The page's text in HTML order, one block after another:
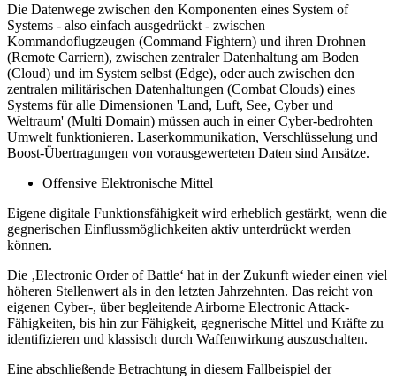
Die Datenwege zwischen den Komponenten eines System of
Systems - also einfach ausgedrückt - zwischen
Kommandoflugzeugen (Command Fightern) und ihren Drohnen
(Remote Carriern), zwischen zentraler Datenhaltung am Boden
(Cloud) und im System selbst (Edge), oder auch zwischen den
zentralen militärischen Datenhaltungen (Combat Clouds) eines
Systems für alle Dimensionen 'Land, Luft, See, Cyber und
Weltraum' (Multi Domain) müssen auch in einer Cyber-bedrohten
Umwelt funktionieren. Laserkommunikation, Verschlüsselung und
Boost-Übertragungen von vorausgewerteten Daten sind Ansätze.
Offensive Elektronische Mittel
Eigene digitale Funktionsfähigkeit wird erheblich gestärkt, wenn die
gegnerischen Einflussmöglichkeiten aktiv unterdrückt werden
können.
Die ‚Electronic Order of Battle‘ hat in der Zukunft wieder einen viel
höheren Stellenwert als in den letzten Jahrzehnten. Das reicht von
eigenen Cyber-, über begleitende Airborne Electronic Attack-
Fähigkeiten, bis hin zur Fähigkeit, gegnerische Mittel und Kräfte zu
identifizieren und klassisch durch Waffenwirkung auszuschalten.
Eine abschließende Betrachtung in diesem Fallbeispiel der